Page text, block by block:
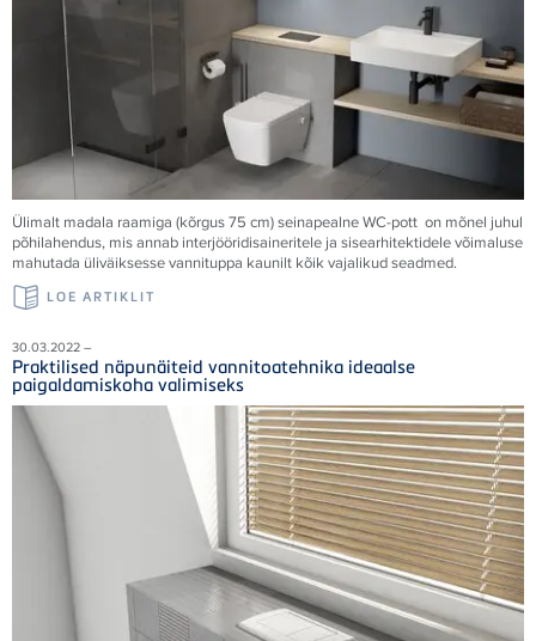
Ülimalt madala raamiga (kõrgus 75 cm) seinapealne WC-pott on mõnel juhul
põhilahendus, mis annab interjööridisaineritele ja sisearhitektidele võimaluse
mahutada üliväiksesse vannituppa kaunilt kõik vajalikud seadmed.
LOE ARTIKLIT
30.03.2022 –
Praktilised näpunäiteid vannitoatehnika ideaalse
paigaldamiskoha valimiseks